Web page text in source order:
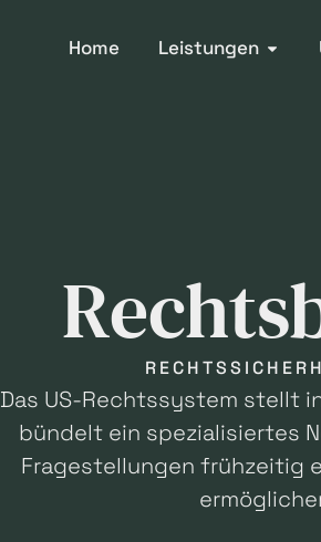
Home Leistungen
Das US-Rechtssystem stellt
bündelt ein spezialisiertes
Fragestellungen frühzeitig